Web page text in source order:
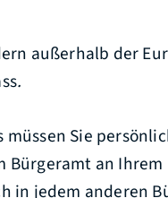
außerhalb der
.
müssen Sie
Bürgeramt an
in jedem anderen